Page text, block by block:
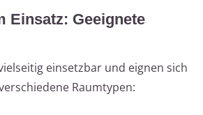
Einsatz: Geeignete
einsetzbar und eignen sich
Raumtypen: